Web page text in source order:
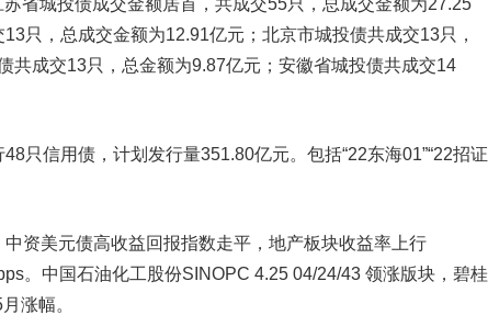
省城投债成交金额居首，共成交55只，总成交金额为27.25
只，总成交金额为12.91亿元；北京市城投债共成交13只，
共成交13只，总金额为9.87亿元；安徽省城投债共成交14
信用债，计划发行量351.80亿元。包括“22东海01”“22招证
中资美元债高收益回报指数走平，地产板块收益率上行
。 中国石油化工股份SINOPC 4.25 04/24/43 领涨版块，碧桂
涨幅。